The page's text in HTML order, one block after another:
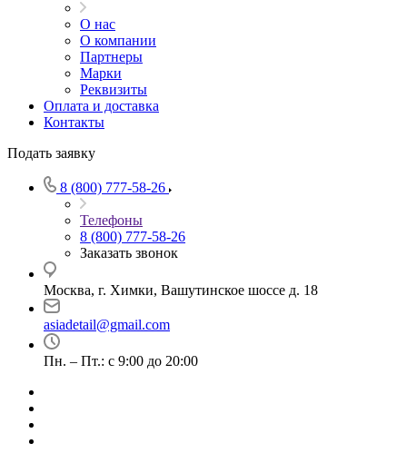
О нас
О компании
Партнеры
Марки
Реквизиты
Оплата и доставка
Контакты
Подать заявку
8 (800) 777-58-26
Телефоны
8 (800) 777-58-26
Заказать звонок
Москва, г. Химки, Вашутинское шоссе д. 18
asiadetail@gmail.com
Пн. – Пт.: с 9:00 до 20:00